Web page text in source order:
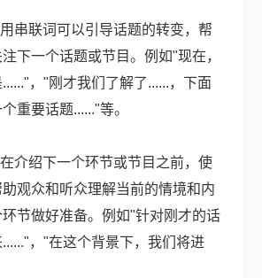
串联词可以引导话题的转变，帮
下一个话题或节目。例如"现在，
，"刚才我们了解了......，下面
重要话题......"等。
介绍下一个环节或节目之前，使
观众和听众理解当前的情境和内
节做好准备。例如"针对刚才的话
，"在这个背景下，我们将进